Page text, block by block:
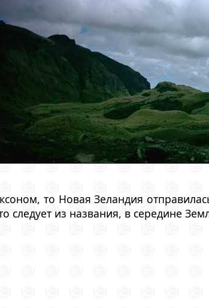
то Новая Зеландия
следует из названия, в середине